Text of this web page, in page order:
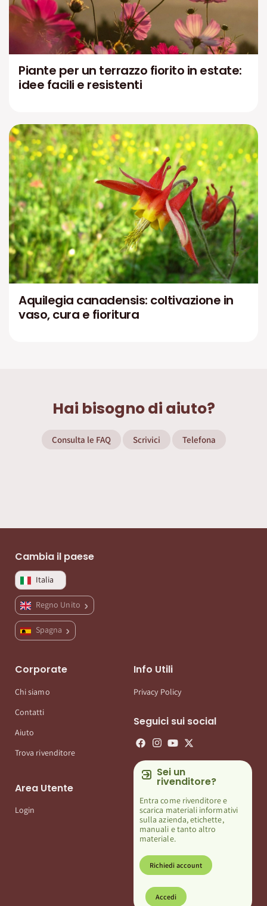
Piante per un terrazzo fiorito in estate:
idee facili e resistenti
Aquilegia canadensis: coltivazione in
vaso, cura e fioritura
Hai bisogno di aiuto?
Consulta le FAQ Scrivici Telefona
Cambia il paese
Italia
Regno Unito
Spagna
Corporate
Chi siamo
Contatti
Aiuto
Trova rivenditore
Area Utente
Login
Info Utili
Privacy Policy
Seguici sui social
Sei un
rivenditore?
Entra come rivenditore e
scarica materiali informativi
sulla azienda, etichette,
manuali e tanto altro
materiale.
Richiedi account
Accedi